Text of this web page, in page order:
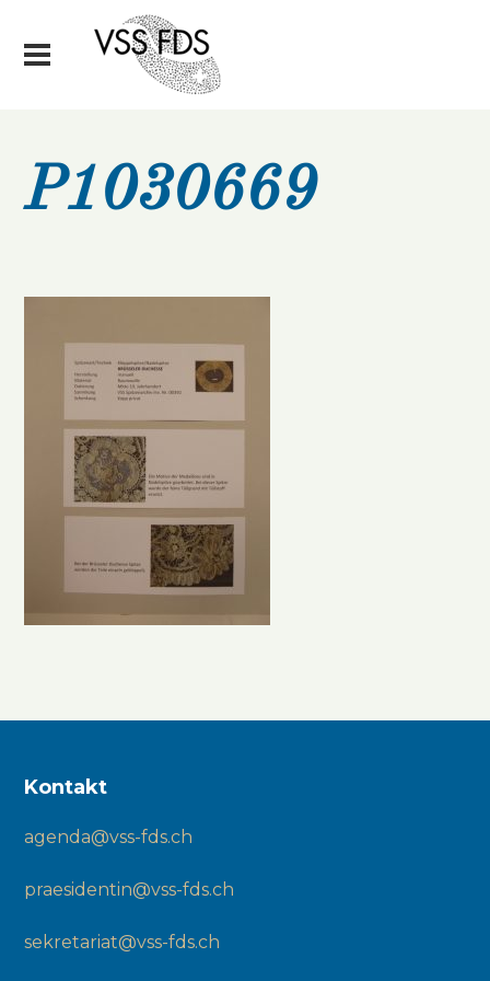
P1030669
Kontakt
agenda@vss-fds.ch
praesidentin@vss-fds.ch
sekretariat@vss-fds.ch